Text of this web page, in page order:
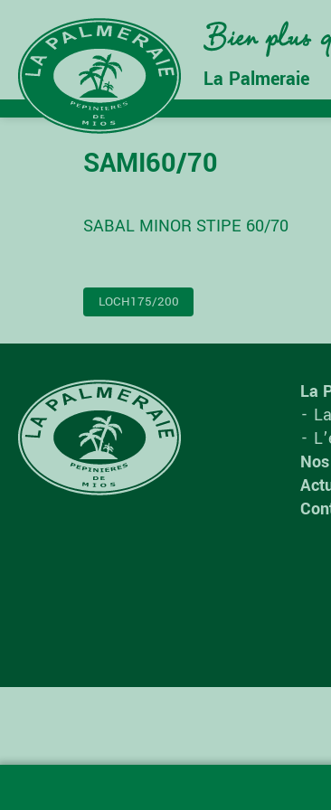
La Palmeraie
SAMI60/70
SABAL MINOR STIPE 60/70
NAVIGATION
LOCH175/200
La